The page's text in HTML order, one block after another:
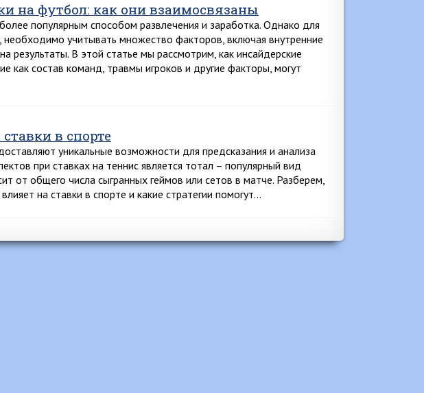
на футбол: как они взаимосвязаны
популярным способом развлечения и заработка. Однако для
необходимо учитывать множество факторов, включая внутренние
результаты. В этой статье мы рассмотрим, как инсайдерские
как состав команд, травмы игроков и другие факторы, могут
в спорте
уникальные возможности для предсказания и анализа
при ставках на теннис является тотал – популярный вид
от общего числа сыгранных геймов или сетов в матче. Разберем,
на ставки в спорте и какие стратегии помогут…